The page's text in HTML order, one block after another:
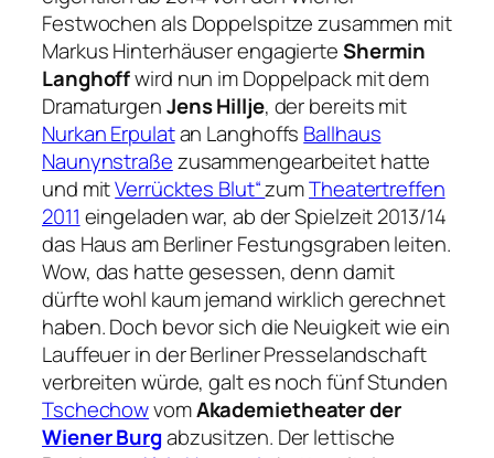
Festwochen als Doppelspitze zusammen mit
Markus Hinterhäuser engagierteShermin
Langhoffwird nun im Doppelpack mit dem
DramaturgenJens Hillje, der bereits mit
Nurkan Erpulatan Langhoffs Ballhaus
Naunynstraßezusammengearbeitet hatte
und mitVerrücktes Blut“zumTheatertreffen
2011 eingeladen war, ab der Spielzeit 2013/14
das Haus am Berliner Festungsgraben leiten.
Wow, das hatte gesessen, denn damit
dürfte wohl kaum jemand wirklich gerechnet
haben. Doch bevor sich die Neuigkeit wie ein
Lauffeuer in der Berliner Presselandschaft
verbreiten würde, galt es noch fünf Stunden
TschechowvomAkademietheater der
Wiener Burgabzusitzen. Der lettische